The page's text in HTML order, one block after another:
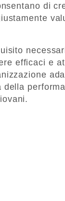
di
efficaci e